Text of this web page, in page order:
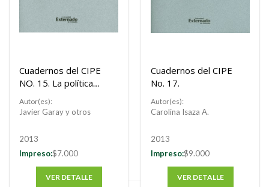
Cuadernos del CIPE
NO. 15. La política
gobierno de Obama :
Europeización del
sistema
internacional?
Autor(es):
Javier Garay y otros
2013
Impreso:$7.000
VER DETALLE
Cuadernos del CIPE
No. 17.
Autor(es):
Carolina Isaza A.
2013
Impreso:$9.000
VER DETALLE